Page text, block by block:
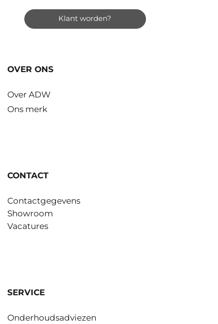
Klant worden?
OVER ONS
Over ADW
Ons merk
CONTACT
Contactgegevens
Showroom
Vacatures
SERVICE
Onderhoudsadviezen